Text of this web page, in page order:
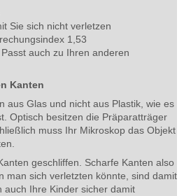
Sie sich nicht verletzen
1,53
auch zu Ihren anderen
Kanten
aus Glas und nicht aus Plastik, wie es
Optisch besitzen die Präparatträger
muss Ihr Mikroskop das Objekt
geschliffen. Scharfe Kanten also
man sich verletzten könnte, sind damit
auch Ihre Kinder sicher damit